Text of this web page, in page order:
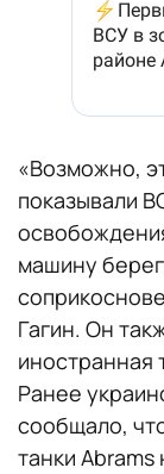
«Возможно,
показывали
машину
Гагин. Он
иностранная
Ранее
сообщало,
танки